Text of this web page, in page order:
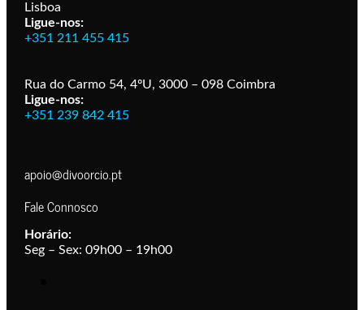
Lisboa
Ligue-nos:
+351 211 455 415
Rua do Carmo 54, 4ºU, 3000 – 098 Coimbra
Ligue-nos:
+351 239 842 415
apoio@divoorcio.pt
Fale Connosco
Horário:
Seg – Sex: 09h00 – 19h00